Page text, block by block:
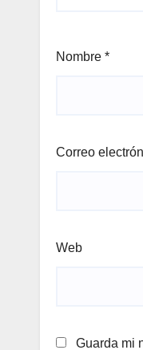
Nombre *
Correo
Web
Guarda mi